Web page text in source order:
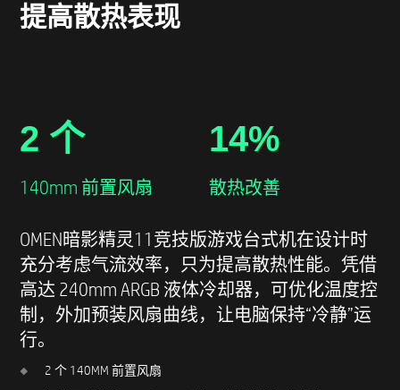
提高散热表现
2 个
140mm 前置风扇
14%
散热改善
OMEN暗影精灵11竞技版游戏台式机在设计时
充分考虑气流效率，只为提高散热性能。凭借
高达 240mm ARGB 液体冷却器，可优化温度控
制，外加预装风扇曲线，让电脑保持“冷静”运
行。
2 个 140MM 前置风扇​